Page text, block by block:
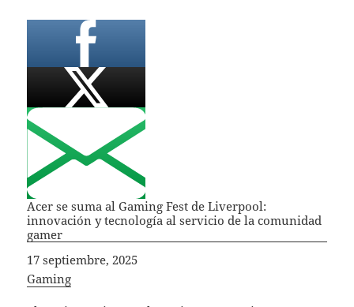
Acer se suma al Gaming Fest de Liverpool:
innovación y tecnología al servicio de la comunidad
gamer
Fecha
17 septiembre, 2025
In relation to
Gaming